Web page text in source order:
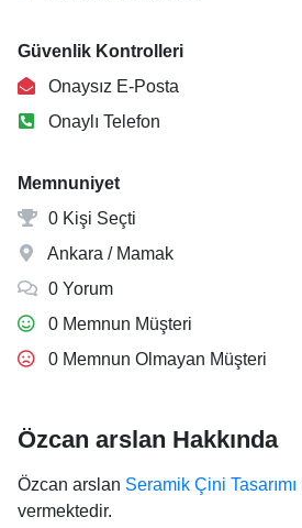
Güvenlik Kontrolleri
Onaysız E-Posta
Onaylı Telefon
Memnuniyet
0 Kişi Seçti
Ankara / Mamak
0 Yorum
0 Memnun Müşteri
0 Memnun Olmayan Müşteri
Özcan arslan Hakkında
Özcan arslan Seramik Çini Tasarımı
vermektedir.